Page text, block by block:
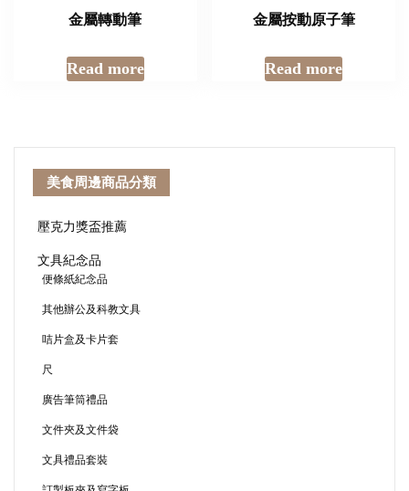
金屬轉動筆
Read more
金屬按動原子筆
Read more
美食周邊商品分類
壓克力獎盃推薦
文具紀念品
便條紙紀念品
其他辦公及科教文具
咭片盒及卡片套
尺
廣告筆筒禮品
文件夾及文件袋
文具禮品套裝